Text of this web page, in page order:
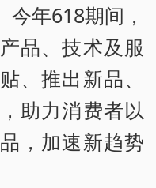
年618期间，
品、技术及服
、推出新品、
助力消费者以
，加速新趋势